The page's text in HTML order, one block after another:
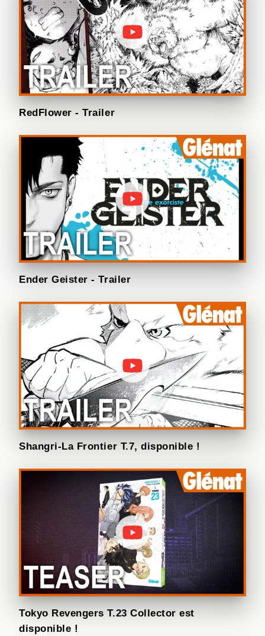
RedFlower - Trailer
Ender Geister - Trailer
Shangri-La Frontier T.7, disponible !
Tokyo Revengers T.23 Collector est
disponible !